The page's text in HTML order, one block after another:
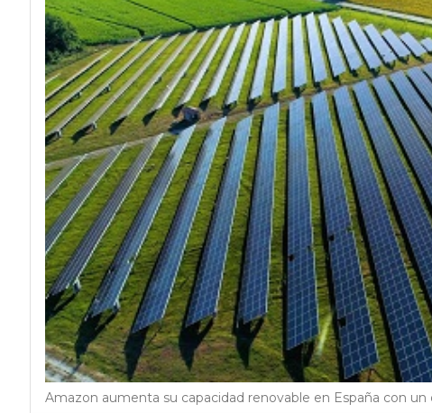
Amazon aumenta su capacidad renovable en España con